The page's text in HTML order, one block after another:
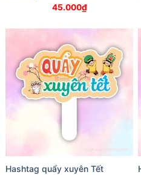
45.000₫
Hashtag quẩy xuyên Tết